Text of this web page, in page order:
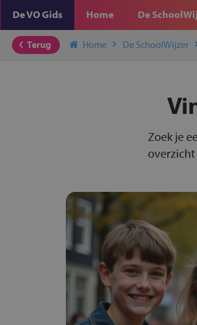
De VO Gids Home De
Terug Home De SchoolWijzer
Zoek je